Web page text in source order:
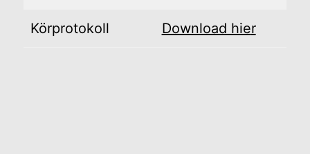
Körprotokoll Download hier